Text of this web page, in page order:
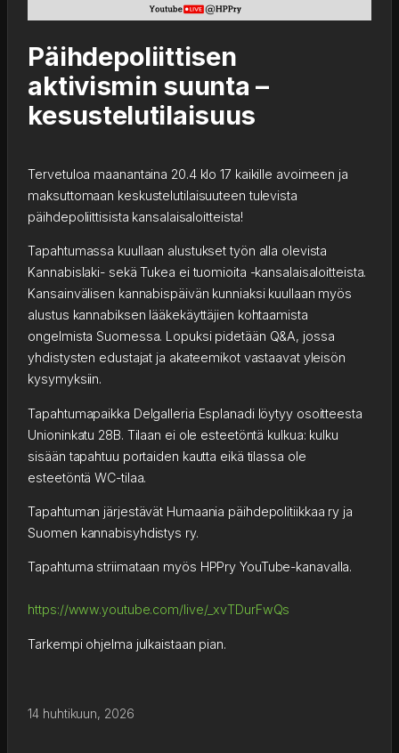
Päihdepoliittisen
aktivismin suunta –
kesustelutilaisuus
Tervetuloa maanantaina 20.4 klo 17 kaikille avoimeen ja
maksuttomaan keskustelutilaisuuteen tulevista
päihdepoliittisista kansalaisaloitteista!
Tapahtumassa kuullaan alustukset työn alla olevista
Kannabislaki- sekä Tukea ei tuomioita -kansalaisaloitteista.
Kansainvälisen kannabispäivän kunniaksi kuullaan myös
alustus kannabiksen lääkekäyttäjien kohtaamista
ongelmista Suomessa. Lopuksi pidetään Q&A, jossa
yhdistysten edustajat ja akateemikot vastaavat yleisön
kysymyksiin.
Tapahtumapaikka Delgalleria Esplanadi löytyy osoitteesta
Unioninkatu 28B. Tilaan ei ole esteetöntä kulkua: kulku
sisään tapahtuu portaiden kautta eikä tilassa ole
esteetöntä WC-tilaa.
Tapahtuman järjestävät Humaania päihdepolitiikkaa ry ja
Suomen kannabisyhdistys ry.
Tapahtuma striimataan myös HPPry YouTube-kanavalla.
https://www.youtube.com/live/_xvTDurFwQs
Tarkempi ohjelma julkaistaan pian.
14 huhtikuun, 2026